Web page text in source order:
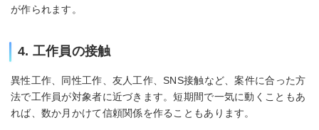
が作られます。
4. 工作員の接触
異性工作、同性工作、友人工作、SNS接触など、案件に合った方
法で工作員が対象者に近づきます。短期間で一気に動くこともあ
れば、数か月かけて信頼関係を作ることもあります。